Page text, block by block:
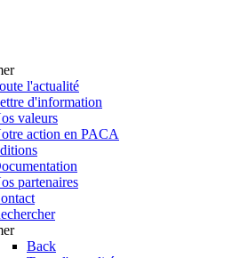
l'actualité
d'information
valeurs
action en PACA
partenaires
Back